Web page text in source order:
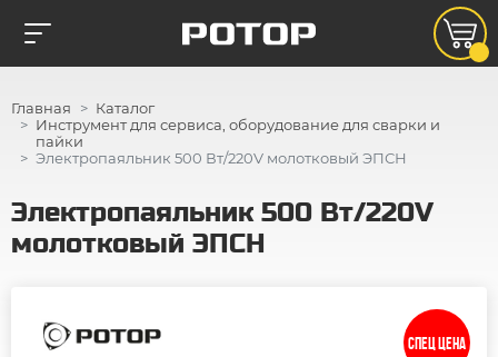
Главная
Каталог
Инструмент для сервиса, оборудование для сварки и
пайки
Электропаяльник 500 Вт/220V молотковый ЭПСН
Электропаяльник 500 Вт/220V
молотковый ЭПСН
СПЕЦ ЦЕНА